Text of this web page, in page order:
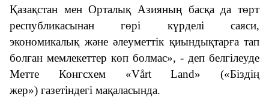
Қазақстан мен Орталық Азияның басқа датөрт
республикасынан гөрі күрделі саяси,
экономикалық және әлеуметтік қиындықтарға тап
болған мемлекеттер көп болмас», - деп белгілеуде
Метте Конгсхем «Vårt Land» («Біздің
жер») газетіндегі мақаласында.